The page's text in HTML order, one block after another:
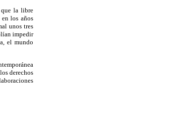
que la libre
los años
unos tres
impedir
el mundo
derechos